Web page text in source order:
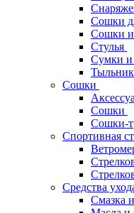
Сошки
Сошки и
Стулья
Сумки и
Сошки
Сошки
Сошки-
Спортивная
Средства
Смазка